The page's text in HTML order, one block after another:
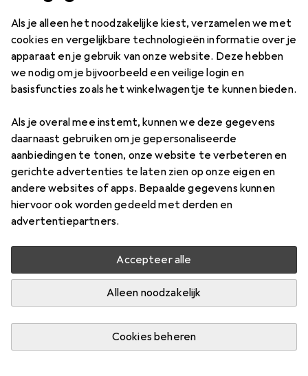
Als je alleen het noodzakelijke kiest, verzamelen we met
cookies en vergelijkbare technologieën informatie over je
apparaat en je gebruik van onze website. Deze hebben
we nodig om je bijvoorbeeld een veilige login en
basisfuncties zoals het winkelwagentje te kunnen bieden.
Als je overal mee instemt, kunnen we deze gegevens
daarnaast gebruiken om je gepersonaliseerde
aanbiedingen te tonen, onze website te verbeteren en
gerichte advertenties te laten zien op onze eigen en
andere websites of apps. Bepaalde gegevens kunnen
hiervoor ook worden gedeeld met derden en
advertentiepartners.
Accepteer alle
Alleen noodzakelijk
Cookies beheren
Planten Winterbescherming +
Tuinvlies
ProductenForum
Begin discussie
Nog geen discussies
De Galaxus gemeenschap kijkt uit naar jouw
bijdrage